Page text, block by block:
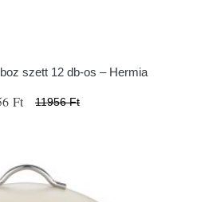
szett 12 db-os – Hermia
Ft 11956 Ft